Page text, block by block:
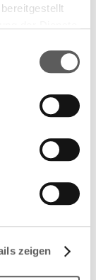
zeigen